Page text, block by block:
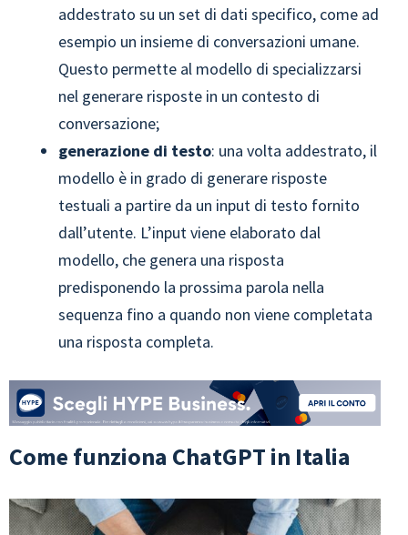
addestrato su un set di dati specifico, come ad
esempio un insieme di conversazioni umane.
Questo permette al modello di specializzarsi
nel generare risposte in un contesto di
conversazione;
generazione di testo: una volta addestrato, il
modello è in grado di generare risposte
testuali a partire da un input di testo fornito
dall’utente. L’input viene elaborato dal
modello, che genera una risposta
predisponendo la prossima parola nella
sequenza fino a quando non viene completata
una risposta completa.
Come funziona ChatGPT in Italia